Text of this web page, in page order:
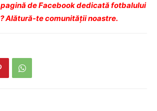
de Facebook dedicată fotbalului
Alătură-te comunității noastre.